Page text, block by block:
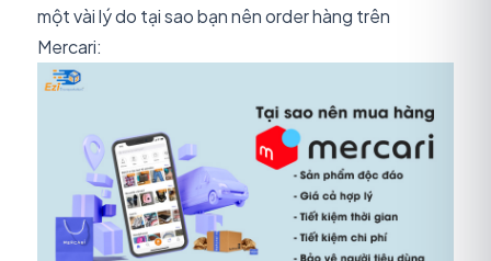
một vài lý do tại sao bạn nên order hàng trên
Mercari: